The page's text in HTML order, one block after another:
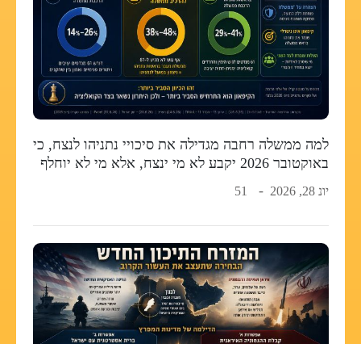
למה ממשלה רחבה מגדילה את סיכויי נתניהו לנצח, כי
באוקטובר 2026 יקבע לא מי ינצח, אלא מי לא יוחלף
יונ 28, 2026 51